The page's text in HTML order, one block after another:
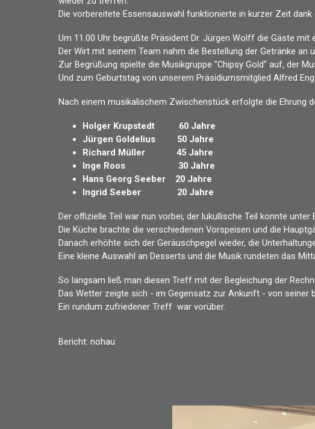
Die vorbereitete Essensauswahl funktionierte in kurzer Zeit
Um 11.00 Uhr begrüßte Präsident Dr. Jürgen Wolff die Gäste
Der Wirt mit seinem Team nahm die Bestellung der Getränke
Zur Begrüßung spielte die Musikgruppe "Chipsy Gold" auf, der
Und zum Geburtstag von unserem Präsidiumsmitglied Alfred
Nach einem musikalischem Zwischenstück erfolgte die Ehrung
Holger Krupstedt 60 Jahre
Jürgen Goldelius
50 Jahre
Richard Müller
45 Jahre
Inge Roos 30 Jahre
Hans Georg Seeber
20 Jahre
Ingrid Seeber 20 Jahre
Der offizielle Teil war nun vorbei, der lukullische Teil konnte unter
Die Küche brachte die verschiedenen Vorspeisen und die
Danach erhöhte sich der Geräuschpegel wieder, die
Eine kleine Auswahl an Desserts und die Musik rundeten das
So langsam ließ man diesen Treff mit der Begleichung der
Das Wetter zeigte sich - im Gegensatz zur Ankunft - von
Ein rundum zufriedener Treff war vorüber.
Bericht: nohau